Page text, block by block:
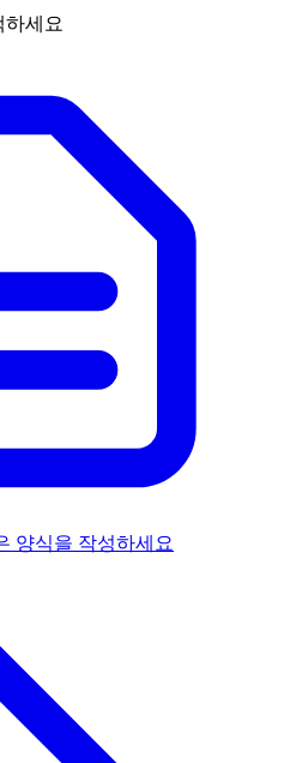
하세요
양식을 작성하세요